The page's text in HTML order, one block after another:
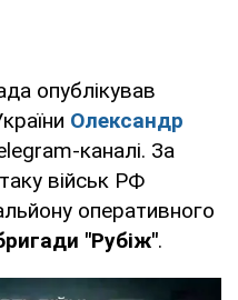
опублікував
Олександр
каналі. За
військ РФ
оперативного
"Рубіж".